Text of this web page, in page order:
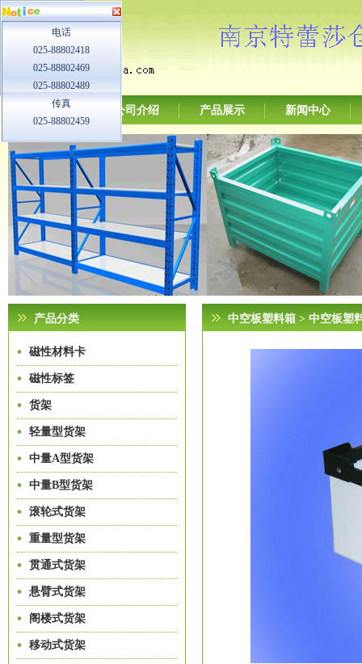
网站首页 公司介绍 产品展示 新闻中心
产品分类
磁性材料卡
磁性标签
货架
轻量型货架
中量A型货架
中量B型货架
滚轮式货架
重量型货架
贯通式货架
悬臂式货架
阁楼式货架
移动式货架
中空板塑料箱 > 中空板塑
电话
025-88802418
025-88802469
025-88802489
传真
025-88802459